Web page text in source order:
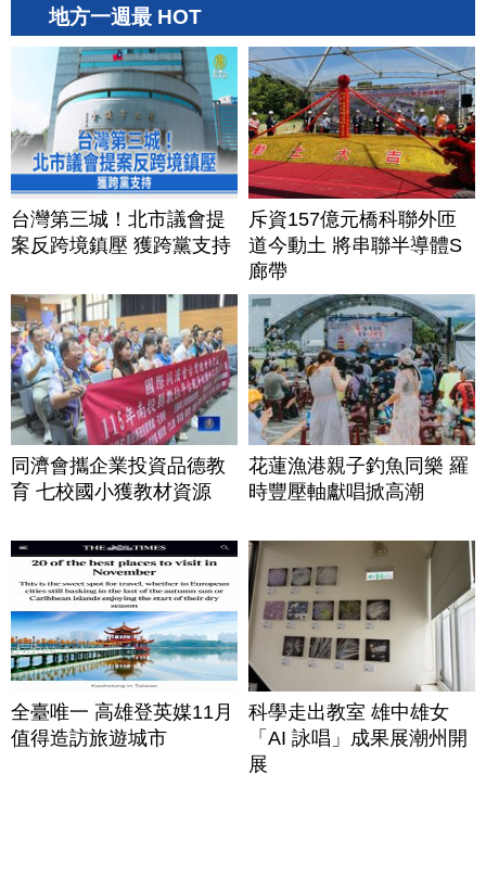
地方一週最 HOT
台灣第三城！北市議會提
案反跨境鎮壓 獲跨黨支持
斥資157億元橋科聯外匝
道今動土 將串聯半導體S
廊帶
同濟會攜企業投資品德教
育 七校國小獲教材資源
花蓮漁港親子釣魚同樂 羅
時豐壓軸獻唱掀高潮
全臺唯一 高雄登英媒11月
值得造訪旅遊城市
科學走出教室 雄中雄女
「AI 詠唱」成果展潮州開
展